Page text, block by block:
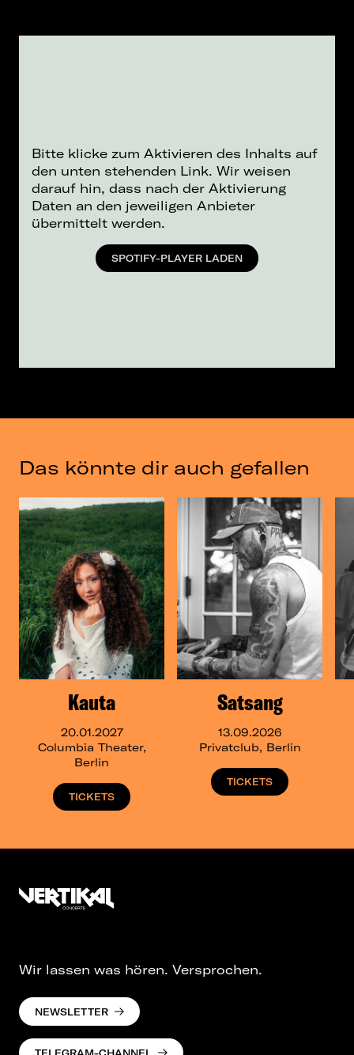
Bitte klicke zum Aktivieren des Inhalts auf
den unten stehenden Link. Wir weisen
darauf hin, dass nach der Aktivierung
Daten an den jeweiligen Anbieter
übermittelt werden.
SPOTIFY-PLAYER LADEN
Das könnte dir auch gefallen
Kauta
20.01.2027
Columbia Theater,
Berlin
TICKETS
Satsang
13.09.2026
Privatclub, Berlin
TICKETS
Wir lassen was hören. Versprochen.
NEWSLETTER